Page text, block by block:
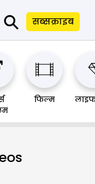
⚲ सब्सक्राइब
फिल्म